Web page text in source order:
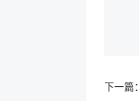
下一篇：